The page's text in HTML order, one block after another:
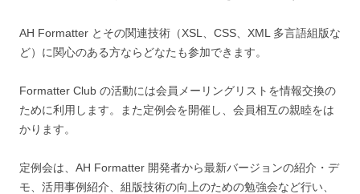
AH Formatter とその関連技術（XSL、CSS、XML 多言語組版な
ど）に関心のある方ならどなたも参加できます。
Formatter Club の活動には会員メーリングリストを情報交換の
ために利用します。また定例会を開催し、会員相互の親睦をは
かります。
定例会は、AH Formatter 開発者から最新バージョンの紹介・デ
モ、活用事例紹介、組版技術の向上のための勉強会など行い、